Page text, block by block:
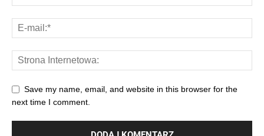
Save my name, email, and website in this browser for the
next time I comment.